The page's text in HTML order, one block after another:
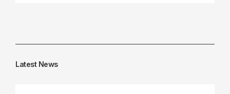
Latest News